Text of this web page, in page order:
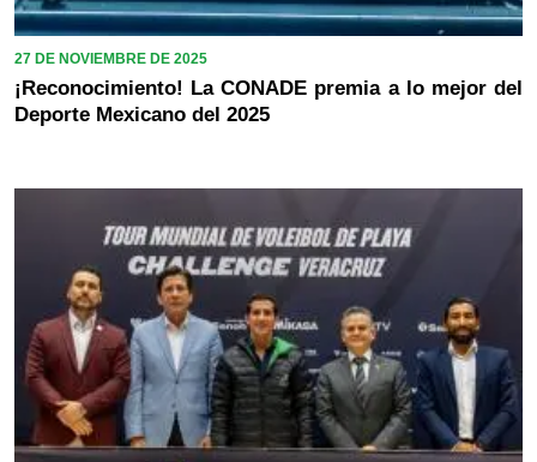
27 DE NOVIEMBRE DE 2025
¡Reconocimiento! La CONADE premia a lo mejor del
Deporte Mexicano del 2025